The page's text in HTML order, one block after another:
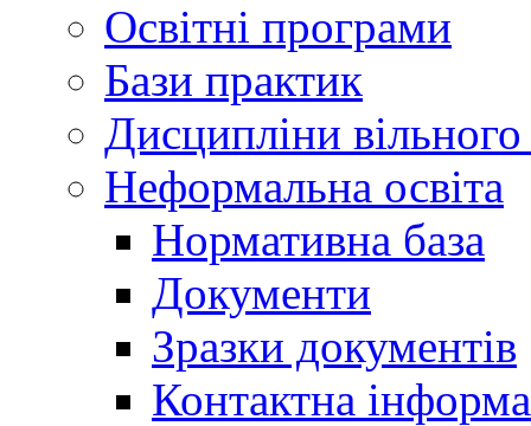
Освітні програми
Бази практик
Дисципліни
Неформальна освіта
Нормативна база
Документи
Зразки документів
Контактна